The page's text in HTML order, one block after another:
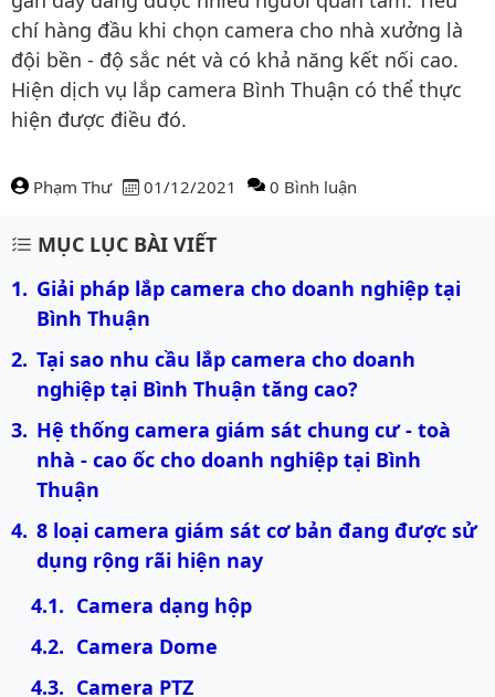
chí hàng đầu khi chọn camera cho nhà xưởng là
đội bền - độ sắc nét và có khả năng kết nối cao.
Hiện dịch vụ lắp camera Bình Thuận có thể thực
hiện được điều đó.
Phạm Thư 01/12/2021 0 Bình luận
Nội dung bài viết
MỤC LỤC BÀI VIẾT
Giải pháp lắp camera cho doanh nghiệp tại
Bình Thuận
Tại sao nhu cầu lắp camera cho doanh
nghiệp tại Bình Thuận tăng cao?
Hệ thống camera giám sát chung cư - toà
nhà - cao ốc cho doanh nghiệp tại Bình
Thuận
8 loại camera giám sát cơ bản đang được sử
dụng rộng rãi hiện nay
Camera dạng hộp
Camera Dome
Camera PTZ